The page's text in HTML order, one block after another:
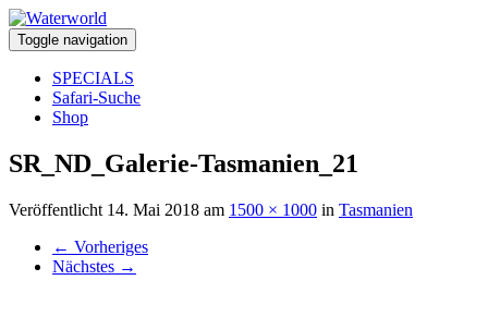
Toggle navigation
SPECIALS
Safari-Suche
Shop
SR_ND_Galerie-Tasmanien_21
Veröffentlicht 14. Mai 2018 am 1500 × 1000 in Tasmanien
← Vorheriges
Nächstes →